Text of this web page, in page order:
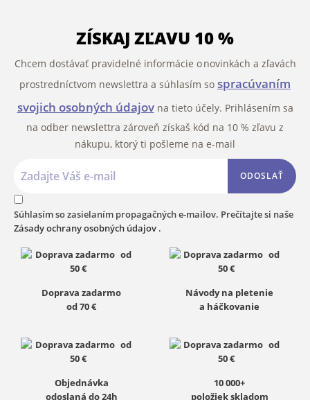
ZÍSKAJ ZĽAVU 10 %
Chcem dostávať pravidelné informácie o novinkách a zľavách
prostredníctvom newslettra a súhlasím so spracúvaním
svojich osobných údajovna tieto účely. Prihlásením sa
na odber newslettra zároveň získaš kód na 10 % zľavu z
nákupu, ktorý ti pošleme na e-mail
ODOSLAŤ
Súhlasím so zasielaním propagačných e-mailov. Prečítajte si naše
Zásady ochrany osobných údajov .
Doprava zadarmo
od 70 €
Návody na pletenie
a háčkovanie
Objednávka
odoslaná do 24h
10 000+
položiek skladom